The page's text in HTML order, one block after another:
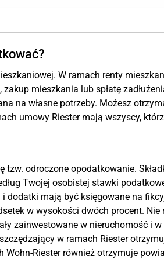
W ramach renty
mieszkania lub spłatę
na własne potrzeby. Możesz
umowy Riester mają wszyscy,
odroczone opodatkowanie.
Twojej osobistej stawki
dodatki mają być księgowane na
w wysokości dwóch procent.
zainwestowane w nieruchomość i
w ramach Riester
Riester również otrzymuje